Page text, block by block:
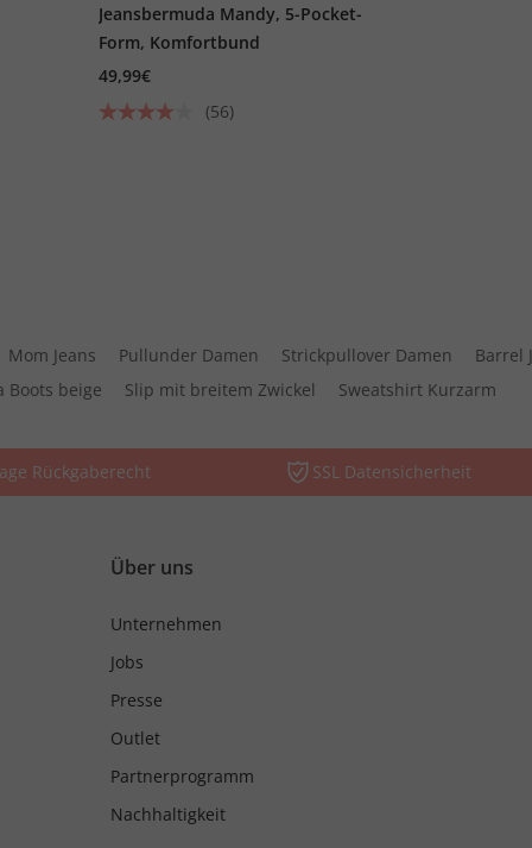
Jeansbermuda Mandy, 5-Pocket-
Form, Komfortbund
49,99€
(56)
Mom Jeans Pullunder Damen Strickpullover Damen
Barrel
Boots beige
Slip mit breitem Zwickel Sweatshirt Kurzarm
Rückgaberecht SSL Datensicherheit
Über uns
Unternehmen
Jobs
Presse
Outlet
Partnerprogramm
Nachhaltigkeit